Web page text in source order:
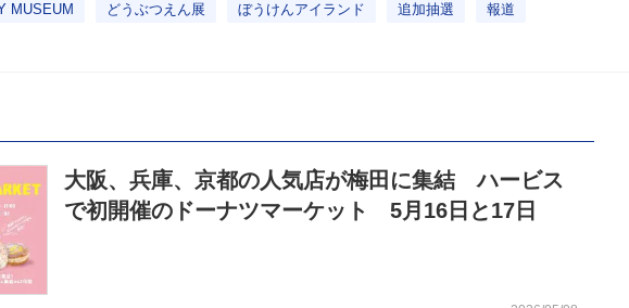
MUSEUM どうぶつえん展 ぼうけんアイランド 追加抽選 報道
大阪、兵庫、京都の人気店が梅田に集結 ハービス
で初開催のドーナツマーケット 5月16日と17日